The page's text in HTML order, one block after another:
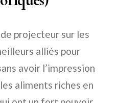
projecteur sur les
alliés pour
avoir l’impression
aliments riches en